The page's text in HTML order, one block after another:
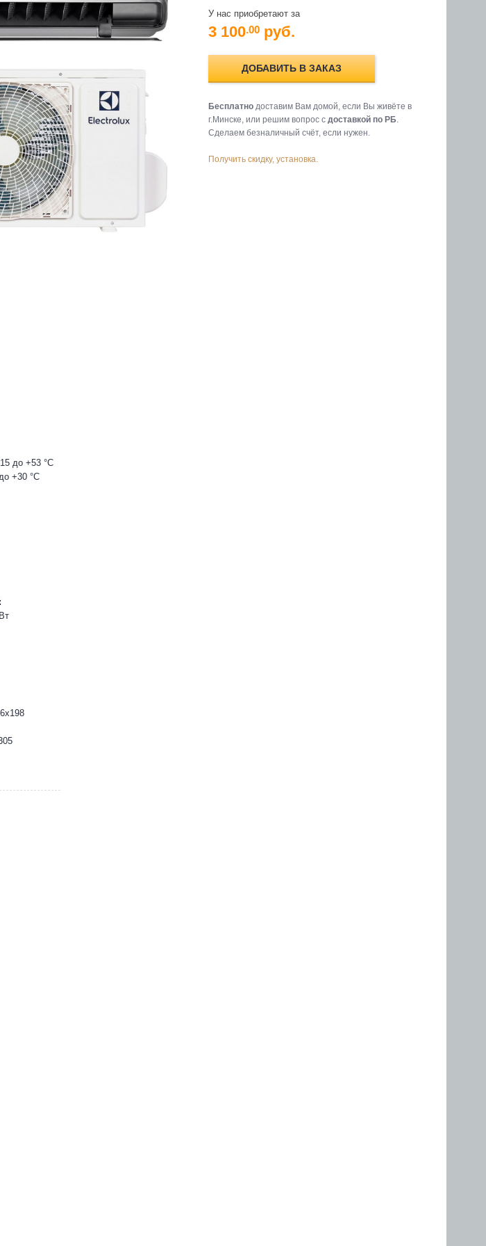
У нас приобретают за
3 100.00 руб.
ДОБАВИТЬ В ЗАКАЗ
Бесплатнодоставим Вам домой, если Вы живёте в
г.Минске, или решим вопрос с доставкой по РБ.
Cделаем безналичный счёт, если нужен.
Получить скидку, установка.
до +53 °C
+30 °C